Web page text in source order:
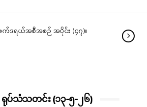
ဖက်ဒရယ်အစီအစဉ် အပိုင်း (၄၇)။
ရုပ်သံသတင်း (၁၃-၅-၂၆)